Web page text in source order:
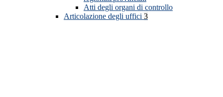
Atti degli organi di controllo
Articolazione degli uffici 3